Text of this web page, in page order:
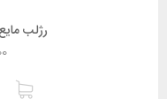
رژلب